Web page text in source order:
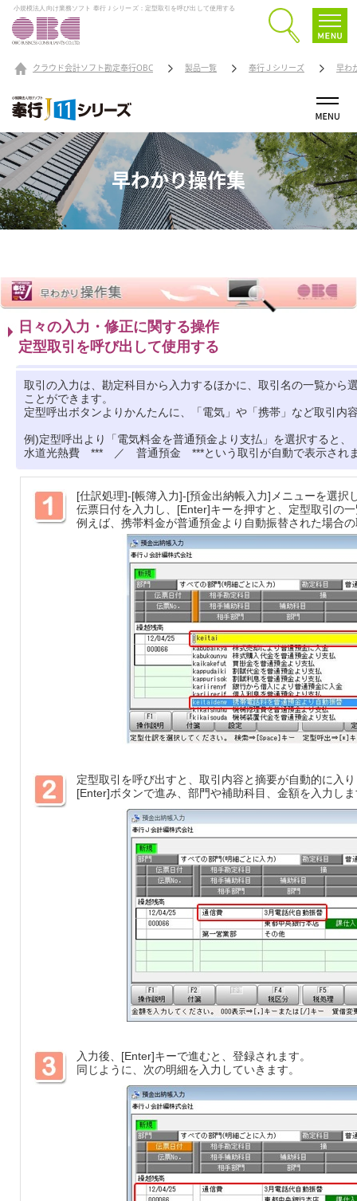
小規模法人向け業務ソフト 奉行Ｊシリーズ：定型取引を呼び出して使用する
クラウド会計ソフト勘定奉行OBC 製品一覧 奉行Ｊシリーズ 早わ
早わかり操作集
日々の入力・修正に関する操作
定型取引を呼び出して使用する
取引の入力は、勘定科目から入力するほかに、取引名の一覧から
ことができます。
定型呼出ボタンよりかんたんに、「電気」や「携帯」など取引内
例)定型呼出より「電気料金を普通預金より支払」を選択すると、
水道光熱費 *** ／ 普通預金 ***という取引が自動で表示され
[仕訳処理]‐[帳簿入力]‐[預金出納帳入力]メニューを選択
伝票日付を入力し、[Enter]キーを押すと、定型取引の
例えば、携帯料金が普通預金より自動振替された場合
定型取引を呼び出すと、取引内容と摘要が自動的に入
[Enter]ボタンで進み、部門や補助科目、金額を入力し
入力後、[Enter]キーで進むと、登録されます。
同じように、次の明細を入力していきます。